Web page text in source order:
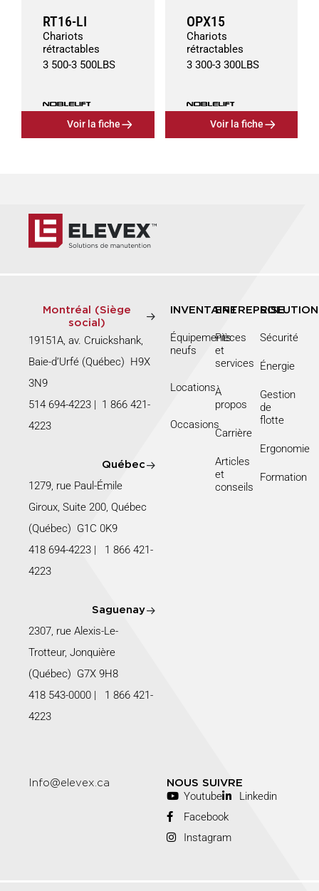
RT16-LI
Chariots
rétractables
3 500-3 500LBS
Voir la fiche
OPX15
Chariots
rétractables
3 300-3 300LBS
Voir la fiche
Montréal (Siège
social)
19151A, av. Cruickshank,
Baie-d’Urfé (Québec) H9X
3N9
514 694-4223 | 1 866 421-
4223
Québec
1279, rue Paul-Émile
Giroux, Suite 200, Québec
(Québec) G1C 0K9
418 694-4223 | 1 866 421-
4223
Saguenay
2307, rue Alexis-Le-
Trotteur, Jonquière
(Québec) G7X 9H8
418 543-0000 | 1 866 421-
4223
INVENTAIRE
Équipements
neufs
Locations
Occasions
ENTREPRISE
Pièces
et
services
À
propos
Carrière
Articles
et
conseils
Sécurité
Énergie
Gestion
de
flotte
Ergonomie
Formation
Info@elevex.ca NOUS SUIVRE
Youtube
Linkedin
Facebook
Instagram